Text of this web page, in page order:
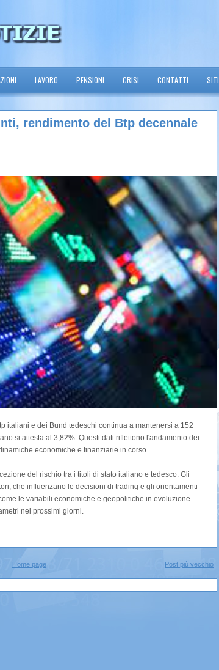
LAVORO PENSIONI CRISI CONTATTI SITI
rendimento del Btp decennale
italiani e dei Bund tedeschi continua a mantenersi a 152
si attesta al 3,82%. Questi dati riflettono l'andamento dei
economiche e finanziarie in corso.
del rischio tra i titoli di stato italiano e tedesco. Gli
che influenzano le decisioni di trading e gli orientamenti
le variabili economiche e geopolitiche in evoluzione
nei prossimi giorni.
Post più vecchio
Home page